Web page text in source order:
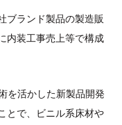
ブランド製品の製造販
内装工事売上等で構成
を活かした新製品開発
とで、ビニル系床材や